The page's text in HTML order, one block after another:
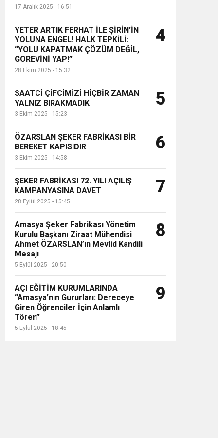
17 Aralık 2025 - 16:51
YETER ARTIK FERHAT İLE ŞİRİN’İN
YOLUNA ENGEL! HALK TEPKİLİ:
“YOLU KAPATMAK ÇÖZÜM DEĞİL,
GÖREVİNİ YAP!”
28 Ekim 2025 - 15:32
4
SAATCİ ÇİFCİMİZİ HİÇBİR ZAMAN
YALNIZ BIRAKMADIK
3 Ekim 2025 - 15:23
5
ÖZARSLAN ŞEKER FABRİKASI BİR
BEREKET KAPISIDIR
3 Ekim 2025 - 14:58
6
ŞEKER FABRİKASI 72. YILI AÇILIŞ
KAMPANYASINA DAVET
28 Eylül 2025 - 15:45
7
Amasya Şeker Fabrikası Yönetim
Kurulu Başkanı Ziraat Mühendisi
Ahmet ÖZARSLAN’ın Mevlid Kandili
Mesajı
5 Eylül 2025 - 20:50
8
AÇI EĞİTİM KURUMLARINDA
“Amasya’nın Gururları: Dereceye
Giren Öğrenciler İçin Anlamlı
Tören”
5 Eylül 2025 - 18:45
9